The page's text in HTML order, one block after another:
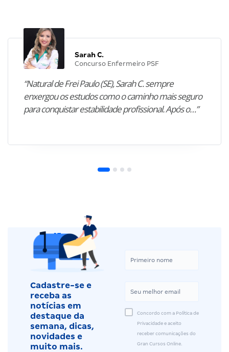
Sarah C.
Concurso Enfermeiro PSF
“Natural de Frei Paulo (SE), Sarah C. sempre
enxergou os estudos como o caminho mais seguro
para conquistar estabilidade profissional. Após o…”
Cadastre-se e
receba as
notícias em
destaque da
semana, dicas,
novidades e
muito mais.
Concordo com a Política de
Privacidade e aceito
receber comunicações do
Gran Cursos Online.